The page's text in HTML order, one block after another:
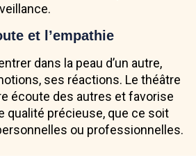
et l’empathie
dans la peau d’un autre,
ses réactions. Le théâtre
écoute des autres et favorise
qualité précieuse, que ce soit
ou professionnelles.